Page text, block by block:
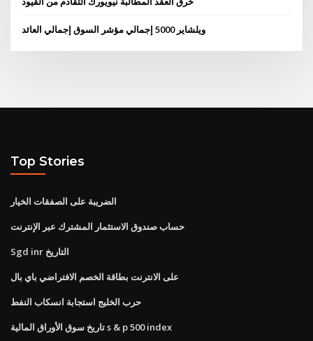
ويلشاير 5000 إجمالي مؤشر السوق إجمالي العائد
Top Stories
الضريبة على الصفقات الخيار
حساب صندوق الاستثمار المشترك عبر الإنترنت
Sgd inr التاريخ
على الانترنت بطاقة الخصم الافتراضي باي بال
حرب الخليج استجابة انسكاب النفط
تاريخ سوق الأوراق المالية s & p 500 index